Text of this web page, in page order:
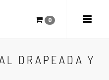
0
DRAPEADA Y